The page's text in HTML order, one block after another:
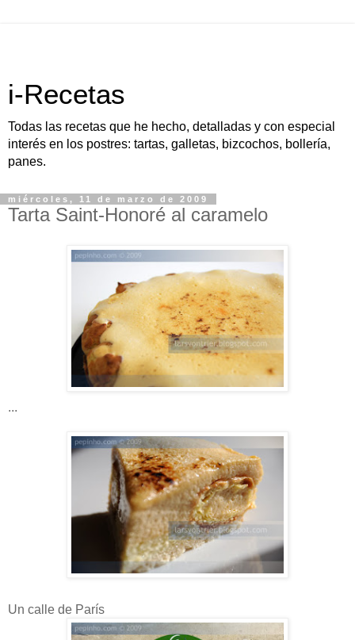
i-Recetas
Todas las recetas que he hecho, detalladas y con especial
interés en los postres: tartas, galletas, bizcochos, bollería,
panes.
miércoles, 11 de marzo de 2009
Tarta Saint-Honoré al caramelo
...
Un calle de París